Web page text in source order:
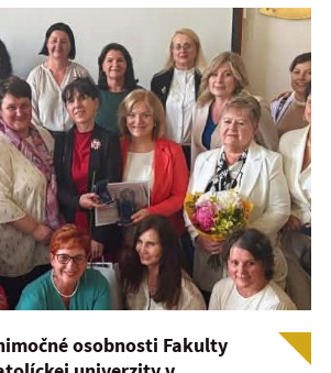
osobnosti Fakulty